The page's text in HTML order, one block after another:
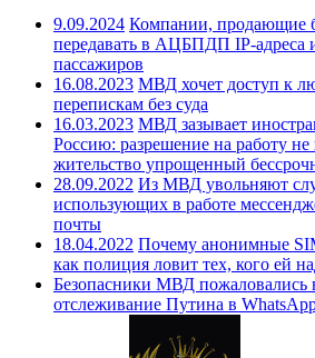
9.09.2024 Компании, продающие
передавать в АЦБПДП IP-адреса
пассажиров
16.08.2023 МВД хочет доступ к
перепискам без суда
16.03.2023 МВД зазывает
Россию: разрешение на работу
жительство упрощенный
28.09.2022 Из МВД увольняют
использующих в работе
почты
18.04.2022 Почему анонимные
как полиция ловит тех, кого ей
Безопасники МВД пожаловались
отслеживание Путина в